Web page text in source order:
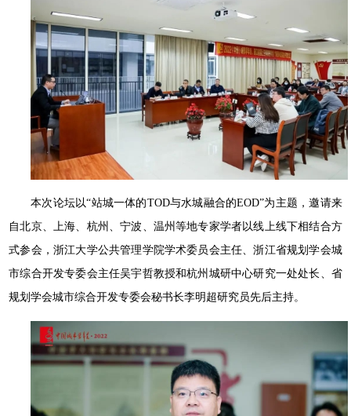
本次论坛以“站城一体的TOD与水城融合的EOD”为主题，邀请来
自北京、上海、杭州、宁波、温州等地专家学者以线上线下相结合方
式参会，浙江大学公共管理学院学术委员会主任、浙江省规划学会城
市综合开发专委会主任吴宇哲教授和杭州城研中心研究一处处长、省
规划学会城市综合开发专委会秘书长李明超研究员先后主持。